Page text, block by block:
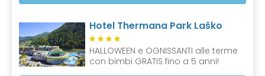
Hotel Thermana Park Laško
HALLOWEEN e OGNISSANTI alle terme
con bimbi GRATIS fino a 5 anni!